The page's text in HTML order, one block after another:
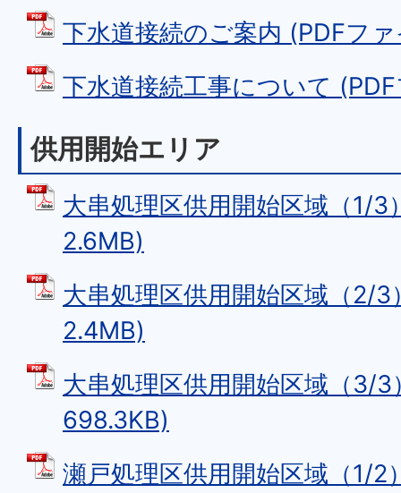
下水道接続のご案内 (PDFフ
下水道接続工事について
供用開始エリア
大串処理区供用開始区域（1/3
2.6MB)
大串処理区供用開始区域（2/
2.4MB)
大串処理区供用開始区域（3/
698.3KB)
瀬戸処理区供用開始区域（1/2